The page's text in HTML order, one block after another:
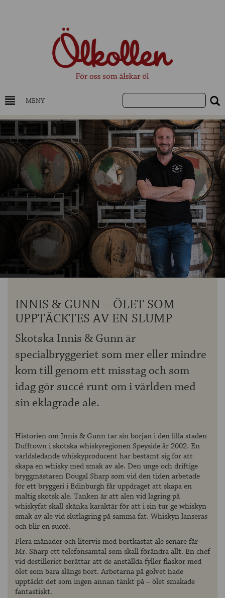
MENY
DRYCKESKUNSKAP
NYHETER
UTVALDA ÖL
UTVALDA CIDER
UTVALDA DESTILLAT
OM ÖLKOLLEN
KONTAKTA OSS
INNIS & GUNN – ÖLET SOM
UPPTÄCKTES AV EN SLUMP
Skotska Innis & Gunn är
specialbryggeriet som mer eller mindre
kom till genom ett misstag och som
idag gör succé runt om i världen med
sin eklagrade ale.
Historien om Innis & Gunn tar sin början i den lilla staden
Dufftown i skotska whiskyregionen Speyside år 2002. En
världsledande whiskyproducent har bestämt sig för att
skapa en whisky med smak av ale. Den unge och driftige
bryggmästaren Dougal Sharp som vid den tiden arbetade
för ett bryggeri i Edinburgh får uppdraget att skapa en
maltig skotsk ale. Tanken är att alen vid lagring på
whiskyfat skall skänka karaktär för att i sin tur ge whiskyn
smak av ale vid slutlagring på samma fat. Whiskyn lanseras
och blir en succé.
Flera månader och litervis med bortkastat ale senare får
Mr. Sharp ett telefonsamtal som skall förändra allt. En chef
vid destilleriet berättar att de anställda fyller flaskor med
ölet som bara slängs bort. Arbetarna på golvet hade
upptäckt det som ingen annan tänkt på – ölet smakade
fantastiskt.